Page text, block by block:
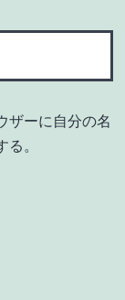
ザーに自分の名
。